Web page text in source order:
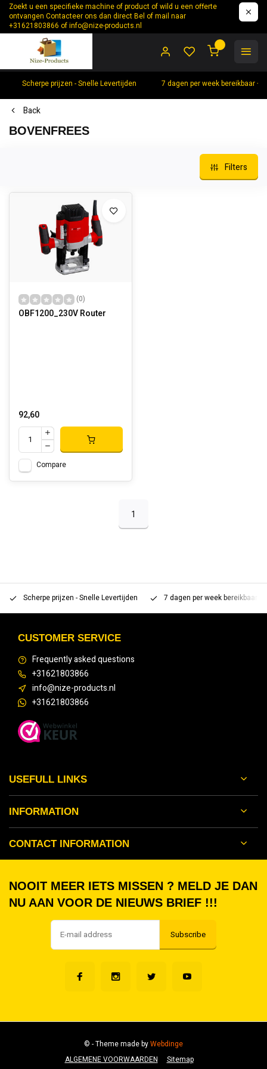
Zoekt u een specifieke machine of product of wild u een offerte
ontvangen Contacteer ons dan direct Bel of mail naar
+31621803866 ofinfo@nize-products.nl
Scherpe prijzen - Snelle Levertijden 7 dagen per week bereikbaar
Back
BOVENFREES
Filters
(0)
OBF1200_230V Router
92,60
Compare
1
Scherpe prijzen - Snelle Levertijden 7 dagen per week bereikbaar
CUSTOMER SERVICE
Frequently asked questions
+31621803866
info@nize-products.nl
+31621803866
USEFULL LINKS
INFORMATION
CONTACT INFORMATION
NOOIT MEER IETS MISSEN ? MELD JE DAN
NU AAN VOOR DE NIEUWS BRIEF !!!
Subscribe
ALGEMENE VOORWAARDEN Sitemap
© - Theme made byWebdinge